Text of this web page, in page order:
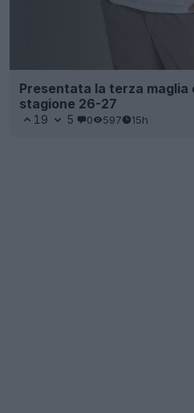
Presentata la terza maglia
stagione 26-27
19 5 0 597 15h